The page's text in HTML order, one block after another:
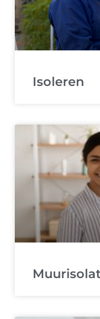
Isoleren